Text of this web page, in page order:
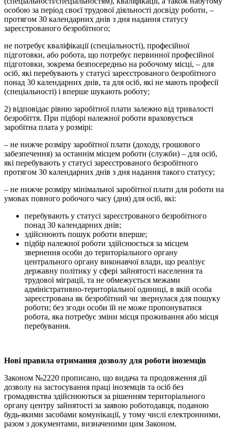
особою за період своєї трудової діяльності досвіду роботи, –
протягом 30 календарних днів з дня надання статусу
зареєстрованого безробітного;
не потребує кваліфікації (спеціальності), професійної
підготовки, або робота, що потребує первинної професійної
підготовки, зокрема безпосередньо на робочому місці, – для
осіб, які перебувають у статусі зареєстрованого безробітного
понад 30 календарних днів, та для осіб, які не мають професії
(спеціальності) і вперше шукають роботу;
2) відповідає рівню заробітної плати залежно від тривалості
безробіття. При підборі належної роботи враховується
заробітна плата у розмірі:
– не нижче розміру заробітної плати (доходу, грошового
забезпечення) за останнім місцем роботи (служби) – для осіб,
які перебувають у статусі зареєстрованого безробітного
протягом 30 календарних днів з дня надання такого статусу;
– не нижче розміру мінімальної заробітної плати для роботи на
умовах повного робочого часу (дня) для осіб, які:
перебувають у статусі зареєстрованого безробітного
понад 30 календарних днів;
здійснюють пошук роботи вперше;
підбір належної роботи здійснюється за місцем
звернення особи до територіального органу
центрального органу виконавчої влади, що реалізує
державну політику у сфері зайнятості населення та
трудової міграції, та не обмежується межами
адміністративно-територіальної одиниці, в якій особа
зареєстрована як безробітний чи звернулася для пошуку
роботи; без згоди особи їй не може пропонуватися
робота, яка потребує зміни місця проживання або місця
перебування.
Нові правила отримання дозволу для роботи іноземців
Законом №2220 прописано, що видача та продовження дії
дозволу на застосування праці іноземців та осіб без
громадянства здійснюються за рішенням територіального
органу центру зайнятості за заявою роботодавця, поданою
будь-якими засобами комунікації, у тому числі електронними,
разом з документами, визначеними цим Законом.